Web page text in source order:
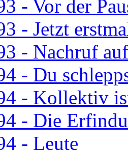
- Vor der
- Jetzt
- Nachruf
- Du
- Kollektiv
- Die
- Leute